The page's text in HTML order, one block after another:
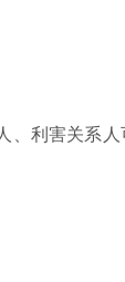
害关系